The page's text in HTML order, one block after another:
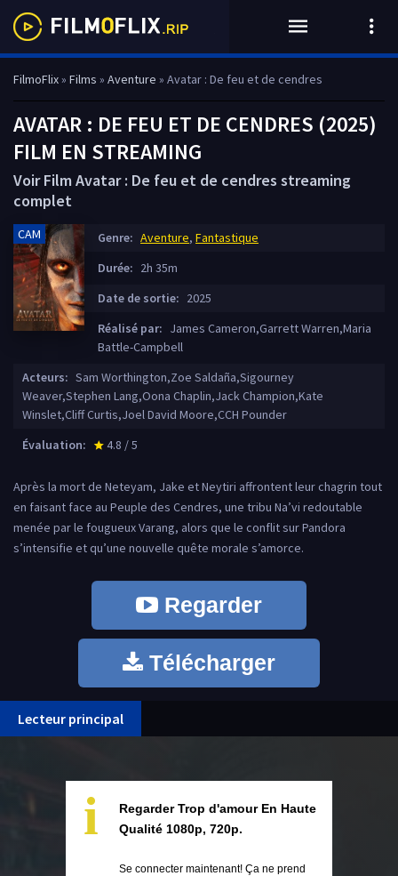
FilmoFlix» Films » Aventure » Avatar : De feu et de cendres
AVATAR : DE FEU ET DE CENDRES (2025)
FILM EN STREAMING
Voir Film Avatar : De feu et de cendres streaming
complet
CAM Genre: Aventure, Fantastique
Durée: 2h 35m
Date de sortie: 2025
Réalisé par: James Cameron,Garrett Warren,Maria
Battle-Campbell
Acteurs: Sam Worthington,Zoe Saldaña,Sigourney
Weaver,Stephen Lang,Oona Chaplin,Jack Champion,Kate
Winslet,Cliff Curtis,Joel David Moore,CCH Pounder
Évaluation:
star_rate
4.8 / 5
Après la mort de Neteyam, Jake et Neytiri affrontent leur chagrin tout
en faisant face au Peuple des Cendres, une tribu Na’vi redoutable
menée par le fougueux Varang, alors que le conflit sur Pandora
s’intensifie et qu’une nouvelle quête morale s’amorce.
Regarder
Télécharger
Lecteur principal
i
Regarder Trop d'amour En Haute
Qualité 1080p, 720p.
Se connecter maintenant! Ça ne prend